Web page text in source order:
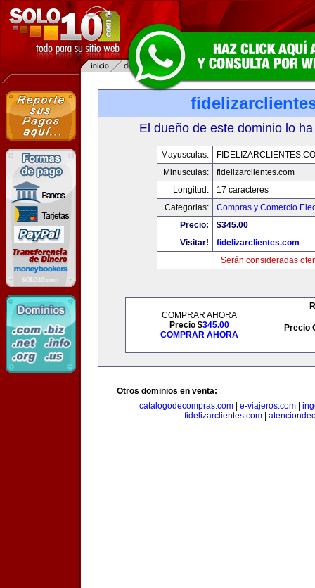
El dueño de este dominio lo
Mayusculas:
Minusculas:
fidelizarclientes.com
Longitud:
17 caracteres
Categorias:
Compras y Comercio
Precio:
$345.00
Visitar!
fidelizarclientes.com
Serán consideradas
COMPRAR AHORA
Precio $345.00
COMPRAR AHORA
Precio
Otros dominios en venta:
catalogodecompras.com| e-viajeros.com|
fidelizarclientes.com|